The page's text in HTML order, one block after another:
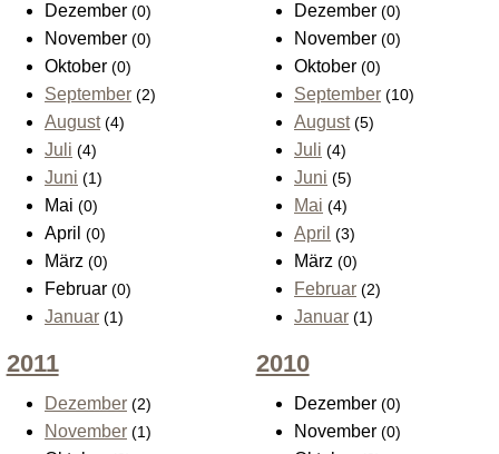
Dezember (0)
November (0)
Oktober (0)
September (2)
August (4)
Juli (4)
Juni (1)
Mai (0)
April (0)
März (0)
Februar (0)
Januar (1)
Dezember(0)
November(0)
Oktober(0)
September (10)
August (5)
Juli (4)
Juni (5)
Mai (4)
April (3)
März(0)
Februar (2)
Januar (1)
2011
Dezember (2)
November (1)
2010
Dezember(0)
November(0)